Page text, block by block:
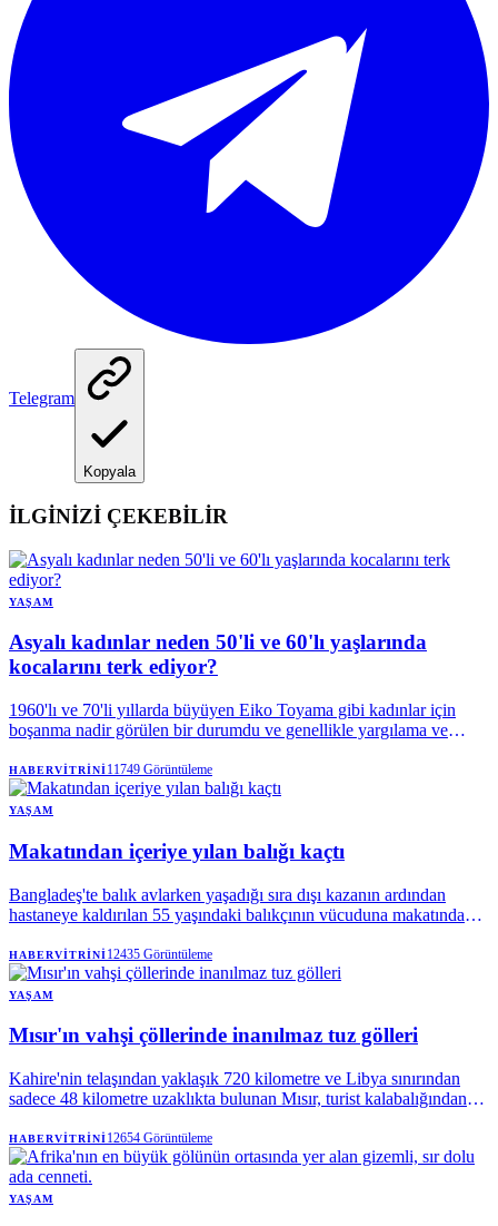
Telegram
Kopyala
İLGİNİZİ ÇEKEBİLİR
YAŞAM
Asyalı kadınlar neden 50'li ve 60'lı yaşlarında
kocalarını terk ediyor?
1960'lı ve 70'li yıllarda büyüyen Eiko Toyama gibi kadınlar için
boşanma nadir görülen bir durumdu ve genellikle yargılama ve
HABERVITRINI11749 Görüntüleme
YAŞAM
Makatından içeriye yılan balığı kaçtı
Bangladeş'te balık avlarken yaşadığı sıra dışı kazanın ardından
hastaneye kaldırılan 55 yaşındaki balıkçının vücuduna makatından
HABERVITRINI12435 Görüntüleme
YAŞAM
Mısır'ın vahşi çöllerinde inanılmaz tuz gölleri
Kahire'nin telaşından yaklaşık 720 kilometre ve Libya sınırından
sadece 48 kilometre uzaklıkta bulunan Mısır, turist kalabalığından
saklıyor. Batı Çölü'nün bu ücra köşesine ulaşmanın tek yolu,
başkentten gece yolculuğu yapacak bir minibüs kiralamaktır.
HABERVITRINI12654 Görüntüleme
YAŞAM